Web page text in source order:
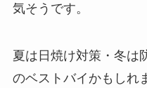
気そうです。
夏は日焼け対策・冬は
のベストバイかもしれ